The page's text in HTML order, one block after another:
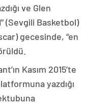
ve Glen
(Sevgili Basketbol)
gecesinde, “en
Kasım 2015’te
yazdığı